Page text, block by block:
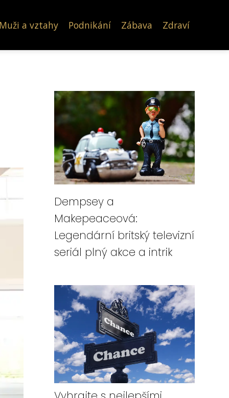
Muži a vztahy Podnikání Zábava Zdraví
Dempsey a
Makepeaceová:
Legendární britský televizní
seriál plný akce a intrik